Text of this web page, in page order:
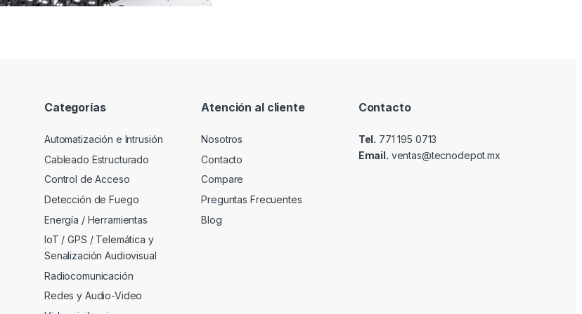
Categorías
Automatización e Intrusión
Cableado Estructurado
Control de Acceso
Detección de Fuego
Energía / Herramientas
IoT / GPS / Telemática y
Senalización Audiovisual
Radiocomunicación
Redes y Audio-Video
Atención al cliente
Nosotros
Contacto
Compare
Preguntas Frecuentes
Blog
Contacto
Tel. 771 195 0713
Email. ventas@tecnodepot.mx